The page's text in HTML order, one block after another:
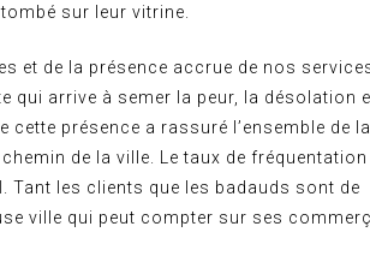
sur leur vitrine.
et de la présence accrue de nos
qui arrive à semer la peur, la désolation
cette présence a rassuré l’ensemble de la
de la ville. Le taux de fréquentation
Tant les clients que les badauds sont de
ville qui peut compter sur ses